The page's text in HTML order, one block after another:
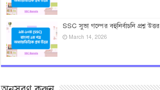
SSC সুভা গল্পের বহুনির্বাচনি প্রশ্ন উত্তর
March 14, 2026